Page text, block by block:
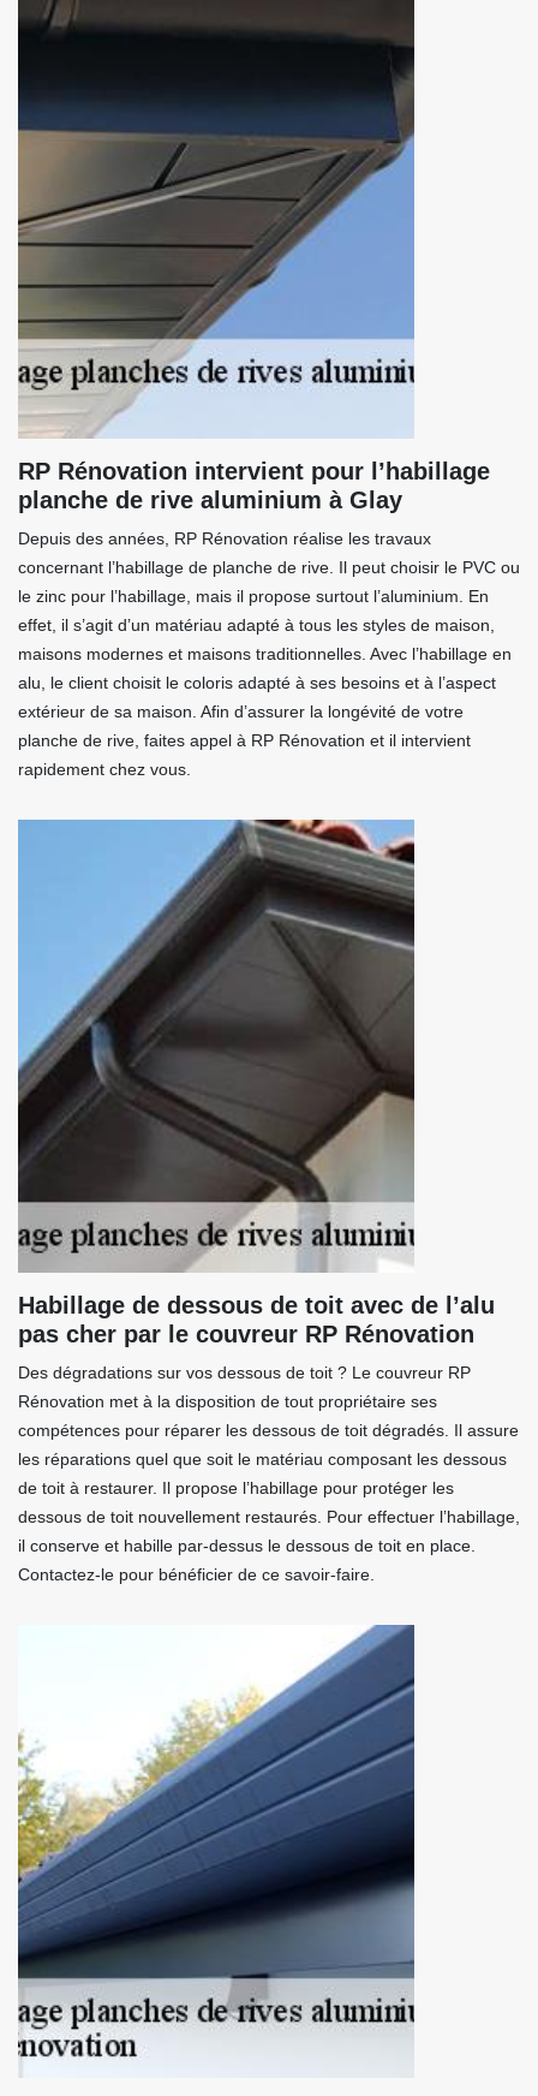
RP Rénovation intervient pour l’habillage
planche de rive aluminium à Glay
Depuis des années, RP Rénovation réalise les travaux
concernant l’habillage de planche de rive. Il peut choisir le PVC ou
le zinc pour l’habillage, mais il propose surtout l’aluminium. En
effet, il s’agit d’un matériau adapté à tous les styles de maison,
maisons modernes et maisons traditionnelles. Avec l’habillage en
alu, le client choisit le coloris adapté à ses besoins et à l’aspect
extérieur de sa maison. Afin d’assurer la longévité de votre
planche de rive, faites appel à RP Rénovation et il intervient
rapidement chez vous.
Habillage de dessous de toit avec de l’alu
pas cher par le couvreur RP Rénovation
Des dégradations sur vos dessous de toit ? Le couvreur RP
Rénovation met à la disposition de tout propriétaire ses
compétences pour réparer les dessous de toit dégradés. Il assure
les réparations quel que soit le matériau composant les dessous
de toit à restaurer. Il propose l’habillage pour protéger les
dessous de toit nouvellement restaurés. Pour effectuer l’habillage,
il conserve et habille par-dessus le dessous de toit en place.
Contactez-le pour bénéficier de ce savoir-faire.